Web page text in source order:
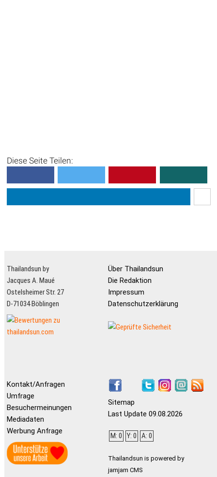
Diese Seite Teilen:
Thailandsun by
Jacques A. Maué
Ostelsheimer Str. 27
D-71034 Böblingen
Über Thailandsun
Die Redaktion
Impressum
Datenschutzerklärung
Kontakt/Anfragen
Umfrage
Besuchermeinungen
Mediadaten
Werbung Anfrage
Sitemap
Last Update 09.08.2026
M: 0 Y: 0 A: 0
Thailandsun is powered by
jamjam CMS